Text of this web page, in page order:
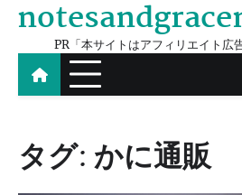
Skip
contentPR「本サイトはアフィリエイト広
タグ:かに通販